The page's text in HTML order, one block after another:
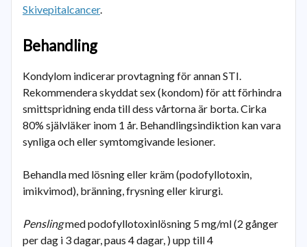
Skivepitalcancer.
Behandling
Kondylom indicerar provtagning för annan STI.
Rekommendera skyddat sex (kondom) för att förhindra
smittspridning enda till dess vårtorna är borta. Cirka
80% självläker inom 1 år. Behandlingsindiktion kan vara
synliga och eller symtomgivande lesioner.
Behandla med lösning eller kräm (podofyllotoxin,
imikvimod), bränning, frysning eller kirurgi.
Penslingmed podofyllotoxinlösning 5 mg/ml (2 gånger
per dag i 3 dagar, paus 4 dagar, ) upp till 4